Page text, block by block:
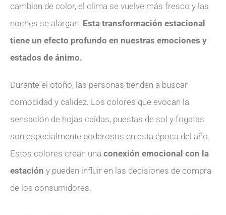
cambian de color, el clima se vuelve más fresco y las
noches se alargan. Esta transformación estacional
tiene un efecto profundo en nuestras emociones y
estados de ánimo.
Durante el otoño, las personas tienden a buscar
comodidad y calidez. Los colores que evocan la
sensación de hojas caídas, puestas de sol y fogatas
son especialmente poderosos en esta época del año.
Estos colores crean una conexión emocional con la
estación y pueden influir en las decisiones de compra
de los consumidores.